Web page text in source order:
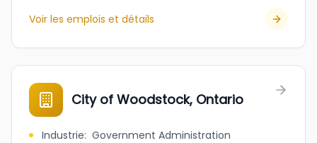
Voir les emplois et détails
City of Woodstock, Ontario
Industrie: Government Administration